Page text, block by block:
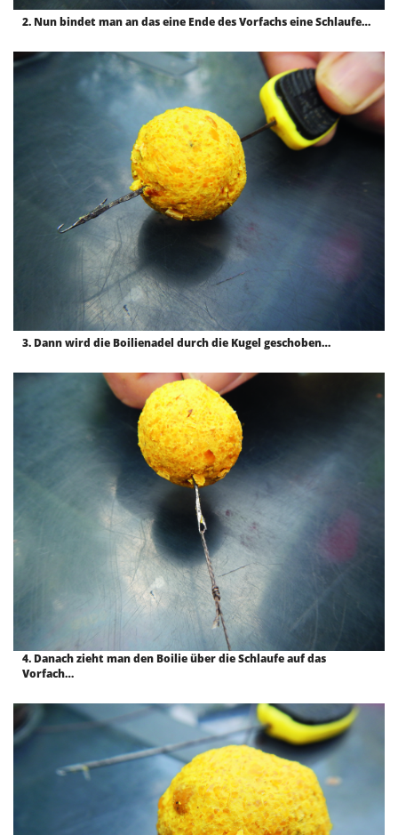
2. Nun bindet man an das eine Ende des Vorfachs eine Schlaufe…
3. Dann wird die Boilienadel durch die Kugel geschoben…
4. Danach zieht man den Boilie über die Schlaufe auf das
Vorfach…